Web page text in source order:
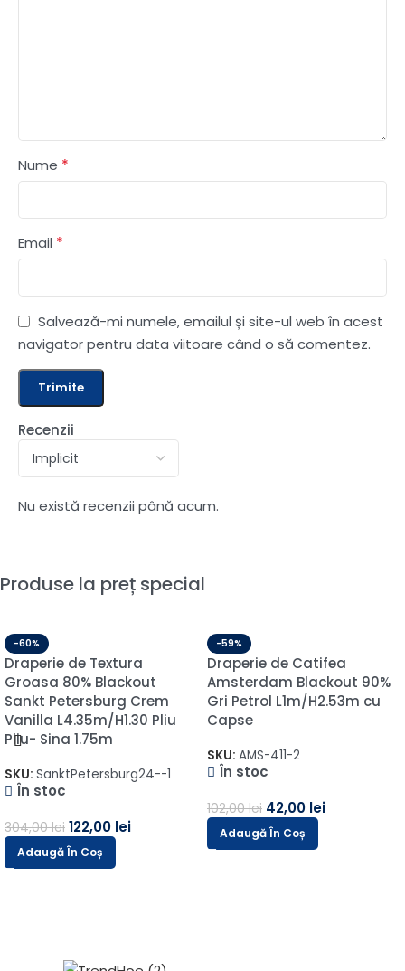
Recenzii
Nu există recenzii până acum.
Nume *
Email *
Salvează-mi numele, emailul și site-ul web în acest
navigator pentru data viitoare când o să comentez.
Produse la preț special
-60%
Draperie de Textura
Groasa 80% Blackout
Sankt Petersburg Crem
Vanilla L4.35m/H1.30 Pliu
Pliu- Sina 1.75m
SKU: SanktPetersburg24--1
În stoc
304,00lei 122,00 lei
Adaugă În Coș
-59%
Draperie de Catifea
Amsterdam Blackout 90%
Gri Petrol L1m/H2.53m cu
Capse
SKU: AMS-411-2
În stoc
102,00lei 42,00 lei
Adaugă În Coș